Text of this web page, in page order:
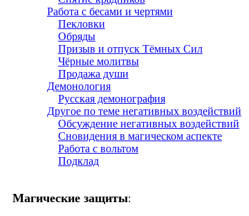
Работа с бесами и чертями
Пекловки
Обряды
Призыв и отпуск Тёмных Сил
Чёрные молитвы
Продажа души
Демонология
Русская демонография
Другое по теме негативных воздействий
Обсуждение негативных воздействий
Сновидения в магическом аспекте
Работа с вольтом
Подклад
Магические защиты: